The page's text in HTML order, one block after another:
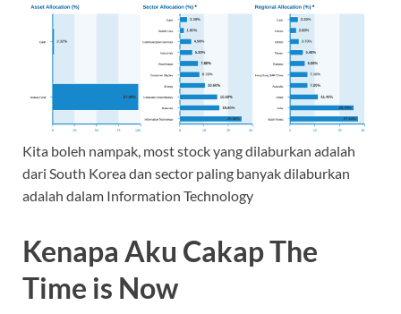
Kita boleh nampak, most stock yang dilaburkan adalah
dari South Korea dan sector paling banyak dilaburkan
adalah dalam Information Technology
Kenapa Aku Cakap The
Time is Now